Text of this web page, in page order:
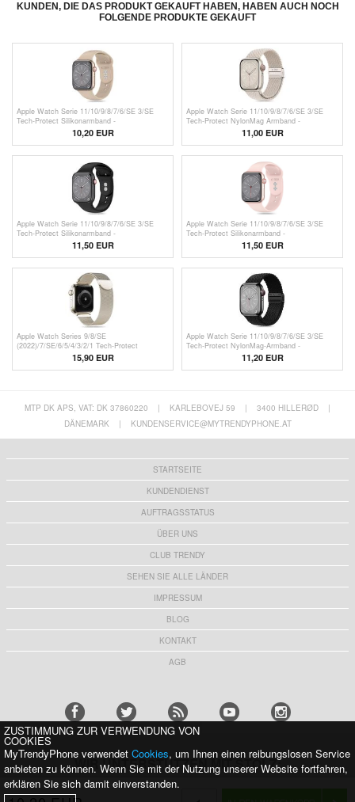
KUNDEN, DIE DAS PRODUKT GEKAUFT HABEN, HABEN AUCH NOCH
FOLGENDE PRODUKTE GEKAUFT
Apple Watch Serie 11/10/9/8/7/6/SE 3/SE
Tech-Protect Silikonarmband -
40mm/41mm/42mm - Walnuss
10,20 EUR
Apple Watch Serie 11/10/9/8/7/6/SE 3/SE
Tech-Protect NylonMag Armband -
40mm/41mm/42mm - Natur Titanium
11,00 EUR
Apple Watch Serie 11/10/9/8/7/6/SE 3/SE
Tech-Protect Silikonarmband -
40mm/41mm/42mm - Schwarz
11,50 EUR
Apple Watch Serie 11/10/9/8/7/6/SE 3/SE
Tech-Protect Silikonarmband -
40mm/41mm/42mm - Hellrosa
11,50 EUR
Apple Watch Series 9/8/SE
(2022)/7/SE/6/5/4/3/2/1 Tech-Protect
Milanese Armband - Sternenlicht
15,90 EUR
Apple Watch Serie 11/10/9/8/7/6/SE 3/SE
Tech-Protect NylonMag-Armband -
40mm/41mm/42mm - Schwarz
11,20 EUR
MTP DK APS, VAT: DK 37860220 | KARLEBOVEJ 59 | 3400 HILLERØD
|
DÄNEMARK
| KUNDENSERVICE@MYTRENDYPHONE.AT
STARTSEITE
KUNDENDIENST
AUFTRAGSSTATUS
ÜBER UNS
CLUB TRENDY
SEHEN SIE ALLE LÄNDER
IMPRESSUM
BLOG
KONTAKT
AGB
WIR UNTERSTÜTZEN MIT STOLZ:
ZUSTIMMUNG ZUR VERWENDUNG VON
COOKIES
MyTrendyPhone verwendet Cookies, um Ihnen einen reibungslosen Service
anbieten zu können. Wenn Sie mit der Nutzung unserer Website fortfahren,
erklären Sie sich damit einverstanden.